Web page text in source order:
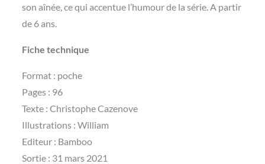
son aînée, ce qui accentue l’humour de la série. A partir
de 6 ans.
Fiche technique
Format : poche
Pages : 96
Texte : Christophe Cazenove
Illustrations : William
Editeur : Bamboo
Sortie : 31 mars 2021